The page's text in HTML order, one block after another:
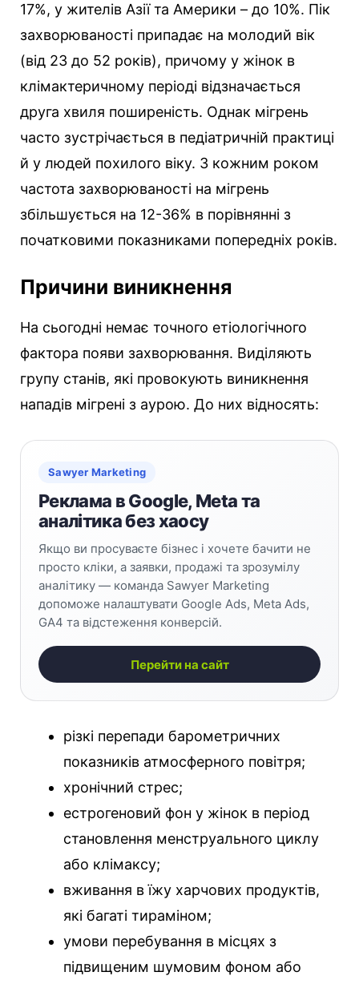
17%, у жителів Азії та Америки – до 10%. Пік
захворюваності припадає на молодий вік
(від 23 до 52 років), причому у жінок в
клімактеричному періоді відзначається
друга хвиля поширеність. Однак мігрень
часто зустрічається в педіатричній практиці
й у людей похилого віку. З кожним роком
частота захворюваності на мігрень
збільшується на 12-36% в порівнянні з
початковими показниками попередніх років.
Причини виникнення
На сьогодні немає точного етіологічного
фактора появи захворювання. Виділяють
групу станів, які провокують виникнення
нападів мігрені з аурою. До них відносять:
Sawyer Marketing
Реклама в Google, Meta та
аналітика без хаосу
Якщо ви просуваєте бізнес і хочете бачити не
просто кліки, а заявки, продажі та зрозумілу
аналітику — команда Sawyer Marketing
допоможе налаштувати Google Ads, Meta Ads,
GA4 та відстеження конверсій.
Перейти на сайт
різкі перепади барометричних
показників атмосферного повітря;
хронічний стрес;
естрогеновий фон у жінок в період
становлення менструального циклу
або клімаксу;
вживання в їжу харчових продуктів,
які багаті тираміном;
умови перебування в місцях з
підвищеним шумовим фоном або